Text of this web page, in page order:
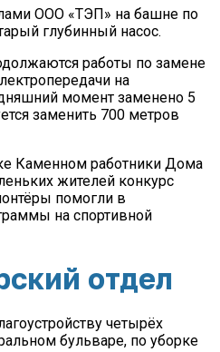
ООО «ТЭП» на башне по
глубинный насос.
работы по замене
на
момент заменено 5
заменить 700 метров
Каменном работники Дома
жителей конкурс
помогли в
на спортивной
отдел
четырёх
бульваре, по уборке